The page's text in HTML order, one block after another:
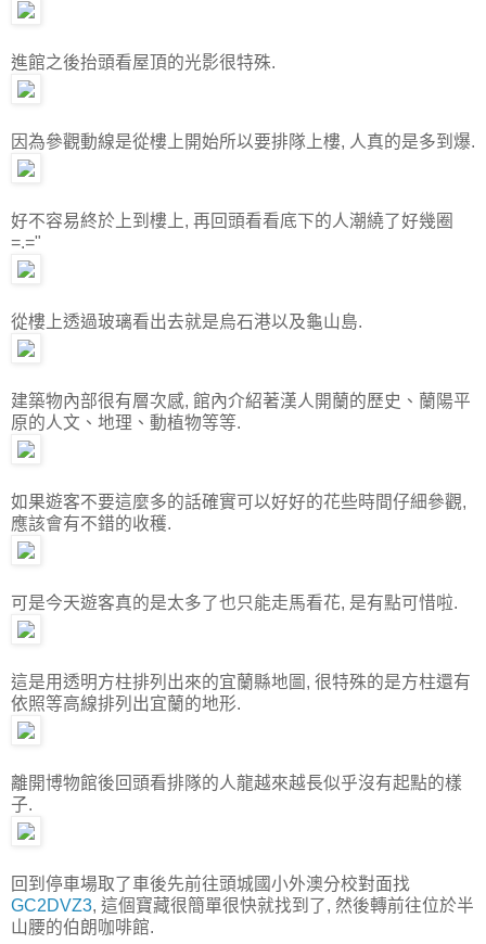
進館之後抬頭看屋頂的光影很特殊.
因為參觀動線是從樓上開始所以要排隊上樓, 人真的是多到爆.
好不容易終於上到樓上, 再回頭看看底下的人潮繞了好幾圈
=.="
從樓上透過玻璃看出去就是烏石港以及龜山島.
建築物內部很有層次感, 館內介紹著漢人開蘭的歷史、蘭陽平
原的人文、地理、動植物等等.
如果遊客不要這麼多的話確實可以好好的花些時間仔細參觀,
應該會有不錯的收穫.
可是今天遊客真的是太多了也只能走馬看花, 是有點可惜啦.
這是用透明方柱排列出來的宜蘭縣地圖, 很特殊的是方柱還有
依照等高線排列出宜蘭的地形.
離開博物館後回頭看排隊的人龍越來越長似乎沒有起點的樣
子.
回到停車場取了車後先前往頭城國小外澳分校對面找
GC2DVZ3, 這個寶藏很簡單很快就找到了, 然後轉前往位於半
山腰的伯朗咖啡館.